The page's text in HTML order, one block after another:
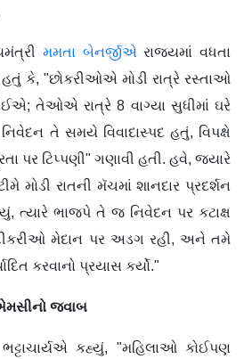
મમતા બેનર્જીએરાજ્યમાં વધતા
કે, "છોકરીઓએ મોડી રાત્રે રસ્તાઓ
તેઓએ રાત્રે 8 વાગ્યા સુધીમાં ઘરે
તે સમયે વિવાદાસ્પદ હતું, વિપક્ષે
પર ટિપ્પણી" ગણાવી હતી. હવે, જ્યારે
મોડી રાતની મૅચમાં શાનદાર પ્રદર્શન
ત્યારે ભાજપે તે જ નિવેદન પર કટાક્ષ
મેદાન પર અડગ રહી, અને તમે
કરવાનો પ્રયાસ કર્યો."
જવાબ
કહ્યું, "મહિલાઓ કોઈપણ